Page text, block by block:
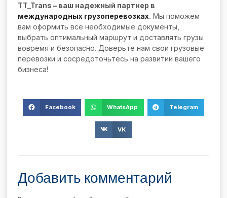
TT_Trans – ваш надежный партнер в
международных грузоперевозках. Мы поможем
вам оформить все необходимые документы,
выбрать оптимальный маршрут и доставлять грузы
вовремя и безопасно. Доверьте нам свои грузовые
перевозки и сосредоточьтесь на развитии вашего
бизнеса!
Facebook WhatsApp Telegram
VK
Добавить комментарий